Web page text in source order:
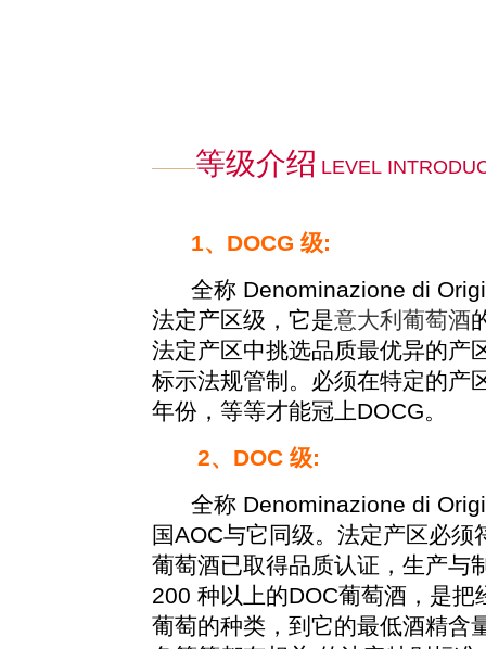
等级介绍 LEVEL
1、DOCG 级:
全称 Denominazione di
法定产区级，它是意大利葡萄酒
法定产区中挑选品质最优异的产
标示法规管制。必须在特定的产
年份，等等才能冠上DOCG。
2、DOC 级:
全称 Denominazione di
国AOC与它同级。法定产区必
葡萄酒已取得品质认证，生产与
200 种以上的DOC葡萄酒，是
葡萄的种类，到它的最低酒精含